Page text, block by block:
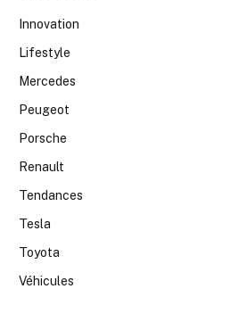
Innovation
Lifestyle
Mercedes
Peugeot
Porsche
Renault
Tendances
Tesla
Toyota
Véhicules